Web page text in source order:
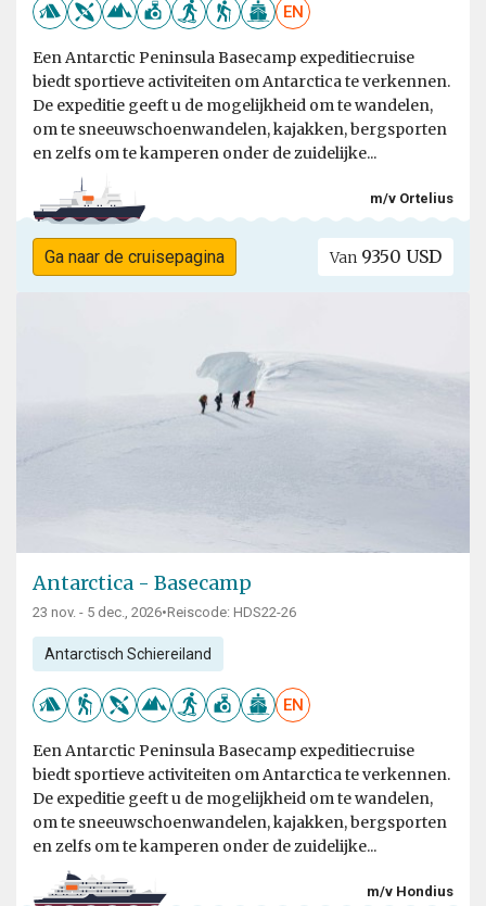
EN
Een Antarctic Peninsula Basecamp expeditiecruise
biedt sportieve activiteiten om Antarctica te verkennen.
De expeditie geeft u de mogelijkheid om te wandelen,
om te sneeuwschoenwandelen, kajakken, bergsporten
en zelfs om te kamperen onder de zuidelijke...
m/v Ortelius
Ga naar de cruisepagina Van 9350 USD
Antarctica - Basecamp
23 nov. - 5 dec., 2026•Reiscode: HDS22-26
Antarctisch Schiereiland
EN
Een Antarctic Peninsula Basecamp expeditiecruise
biedt sportieve activiteiten om Antarctica te verkennen.
De expeditie geeft u de mogelijkheid om te wandelen,
om te sneeuwschoenwandelen, kajakken, bergsporten
en zelfs om te kamperen onder de zuidelijke...
m/v Hondius